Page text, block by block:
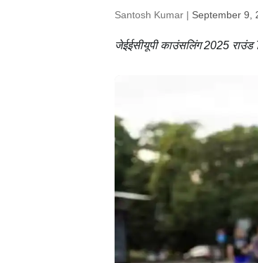
Santosh Kumar | September 9,
जेईईसीयूपी काउंसलिंग 2025 राउंड